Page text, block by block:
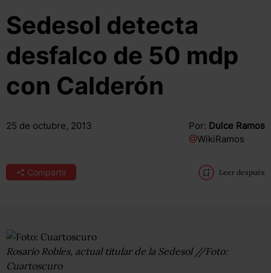
Sedesol detecta
desfalco de 50 mdp
con Calderón
25 de octubre, 2013 Por: Dulce Ramos
@WikiRamos
Compartir Leer después
Rosario Robles, actual titular de la Sedesol //Foto:
Cuartoscuro